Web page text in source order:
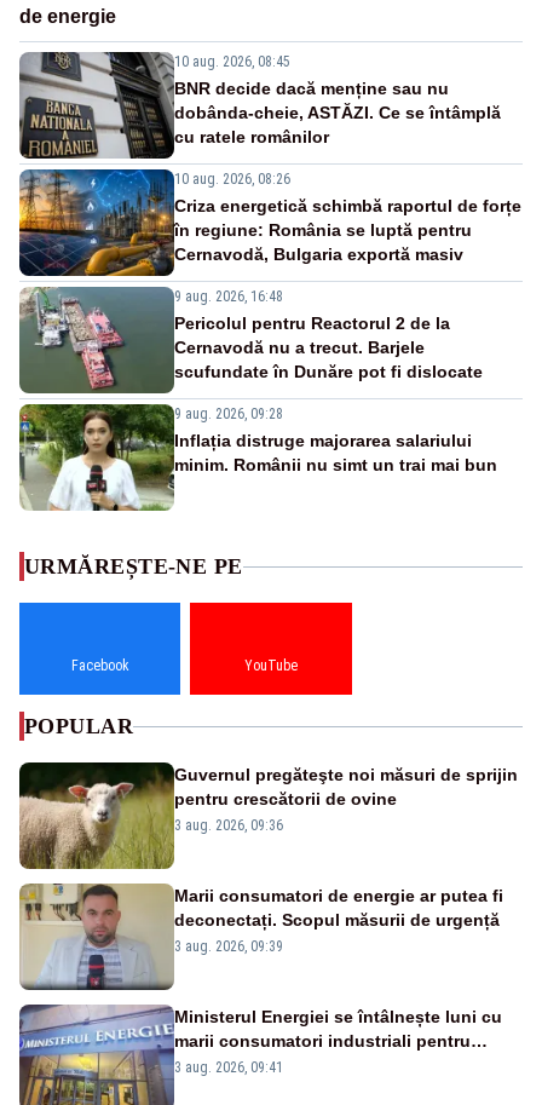
de energie
10 aug. 2026, 08:45
BNR decide dacă menține sau nu
dobânda-cheie, ASTĂZI. Ce se întâmplă
cu ratele românilor
10 aug. 2026, 08:26
Criza energetică schimbă raportul de forțe
în regiune: România se luptă pentru
Cernavodă, Bulgaria exportă masiv
9 aug. 2026, 16:48
Pericolul pentru Reactorul 2 de la
Cernavodă nu a trecut. Barjele
scufundate în Dunăre pot fi dislocate
9 aug. 2026, 09:28
Inflația distruge majorarea salariului
minim. Românii nu simt un trai mai bun
URMĂREȘTE-NE PE
Facebook YouTube
POPULAR
Guvernul pregăteşte noi măsuri de sprijin
pentru crescătorii de ovine
3 aug. 2026, 09:36
Marii consumatori de energie ar putea fi
deconectați. Scopul măsurii de urgență
3 aug. 2026, 09:39
Ministerul Energiei se întâlnește luni cu
marii consumatori industriali pentru
reducerea voluntară a consumului de
3 aug. 2026, 09:41